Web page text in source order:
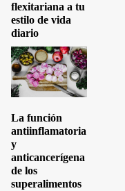
flexitariana a tu
estilo de vida
diario
La función
antiinflamatoria
y
anticancerígena
de los
superalimentos